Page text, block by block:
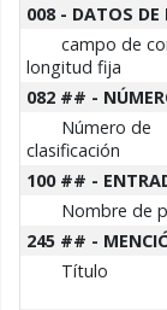
008 - DATOS DE
campo de
longitud fija
082 ## -
Número de
clasificación
100 ## -
Nombre de
245 ## -
Título